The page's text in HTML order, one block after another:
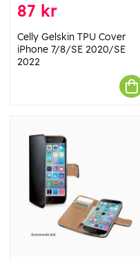
87 kr
Celly Gelskin TPU Cover
iPhone 7/8/SE 2020/SE
2022